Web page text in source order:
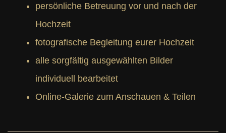
persönliche Betreuung vor und nach der
Hochzeit
fotografische Begleitung eurer Hochzeit
alle sorgfältig ausgewählten Bilder
individuell bearbeitet
Online-Galerie zum Anschauen & Teilen